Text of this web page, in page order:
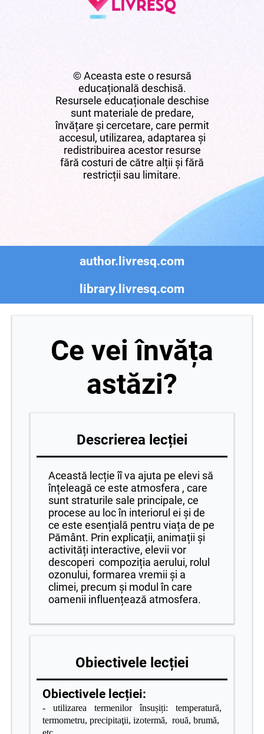
© Aceasta este o resursă
educațională deschisă.
Resursele educaționale deschise
sunt materiale de predare,
învățare și cercetare, care permit
accesul, utilizarea, adaptarea și
redistribuirea acestor resurse
fără costuri de către alții și fără
restricții sau limitare.
author.livresq.com
library.livresq.com
Ce vei învăța
astăzi?
Descrierea lecției
Această lecție îî va ajuta pe elevi să
înțeleagă ce este atmosfera , care
sunt straturile sale principale, ce
procese au loc în interiorul ei și de
ce este esențială pentru viața de pe
Pământ. Prin explicații, animații și
activități interactive, elevii vor
descoperi compoziția aerului, rolul
ozonului, formarea vremii și a
climei, precum și modul în care
oamenii influențează atmosfera.
Obiectivele lecției
Obiectivele lecției:
- utilizarea termenilor însușiți: temperatură,
termometru, precipitaţii, izotermă, rouă, brumă,